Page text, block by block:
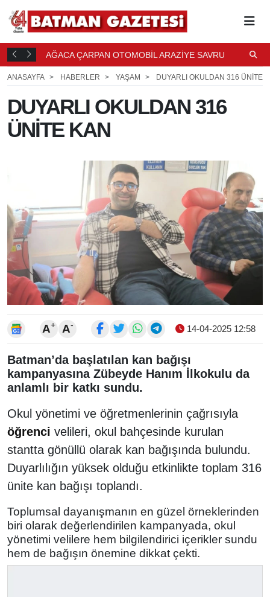
AĞACA ÇARPAN OTOMOBİL ARAZİYE SAVRULDU
22
ANASAYFA
HABERLER YAŞAM DUYARLI OKULDAN 316 ÜNİTE
DUYARLI OKULDAN 316
ÜNİTE KAN
A+ A- 14-04-2025 12:58
Batman’da başlatılan kan bağışı
kampanyasına Zübeyde Hanım İlkokulu da
anlamlı bir katkı sundu.
Okul yönetimi ve öğretmenlerinin çağrısıyla
öğrenci velileri, okul bahçesinde kurulan
stantta gönüllü olarak kan bağışında bulundu.
Duyarlılığın yüksek olduğu etkinlikte toplam 316
ünite kan bağışı toplandı.
Toplumsal dayanışmanın en güzel örneklerinden
biri olarak değerlendirilen kampanyada, okul
yönetimi velilere hem bilgilendirici içerikler sundu
hem de bağışın önemine dikkat çekti.